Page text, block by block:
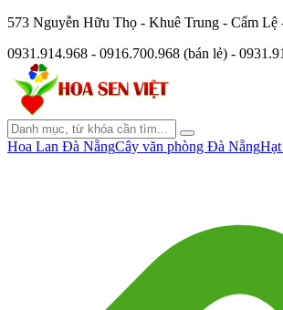
573 Nguyễn Hữu Thọ - Khuê Trung - Cẩm Lệ
0931.914.968 - 0916.700.968 (bán lẻ) -
Hoa Lan Đà NẵngCây văn phòng Đà Nẵng